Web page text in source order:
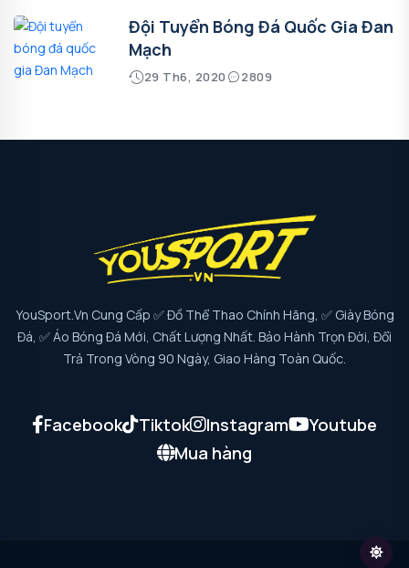
Đội Tuyển Bóng Đá Quốc Gia Đan
Mạch
29 Th6, 2020 2809
YouSport.vn Cung Cấp ✅ Đồ Thể Thao Chính Hãng, ✅ Giày Bóng
Đá, ✅ Áo Bóng Đá Mới, Chất Lượng Nhất. Bảo Hành Trọn Đời, Đổi
Trả Trong Vòng 90 Ngày, Giao Hàng Toàn Quốc.
Facebook Tiktok Instagram
Youtube
Mua hàng